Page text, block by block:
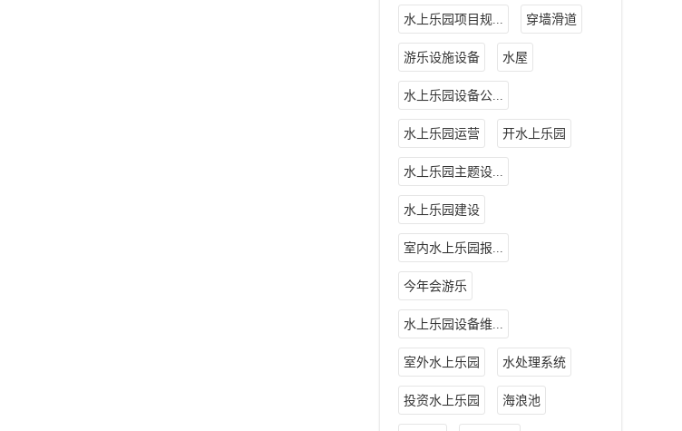
水上乐园项目规... 穿墙滑道
游乐设施设备 水屋
水上乐园设备公...
水上乐园运营 开水上乐园
水上乐园主题设...
水上乐园建设
室内水上乐园报...
今年会游乐
水上乐园设备维...
室外水上乐园 水处理系统
投资水上乐园 海浪池